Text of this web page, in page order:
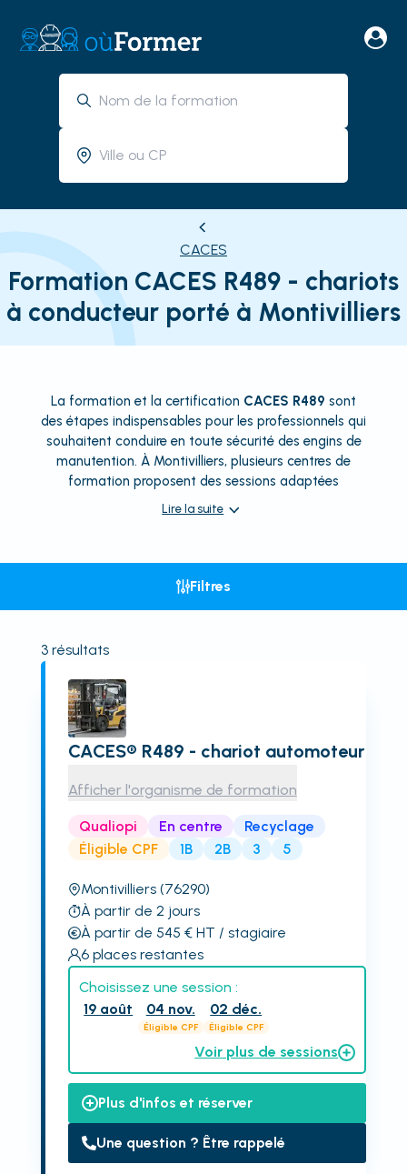
CACES
Formation CACES R489 - chariots
à conducteur porté à Montivilliers
La formation et la certification CACES R489 sont
des étapes indispensables pour les professionnels qui
souhaitent conduire en toute sécurité des engins de
manutention. À Montivilliers, plusieurs centres de
formation proposent des sessions adaptées
Lire la suite
Filtres
3résultats
CACES® R489 - chariot automoteur
Afficher l'organisme de formation
Qualiopi En centre
Recyclage
Éligible CPF
1B 2B 3 5
Montivilliers (76290)
À partir de 2 jours
À partir de 545 € HT / stagiaire
6 places restantes
Choisissez une session :
19 août
04 nov.
Éligible CPF
02 déc.
Éligible CPF
Voir plus de sessions
Plus d'infos et réserver
Une question ? Être rappelé